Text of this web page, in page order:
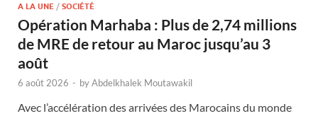
A LA UNE / SOCIÉTÉ
Opération Marhaba : Plus de 2,74 millions
de MRE de retour au Maroc jusqu’au 3
août
6 août 2026 - byAbdelkhalek Moutawakil
Avec l’accélération des arrivées des Marocains du monde